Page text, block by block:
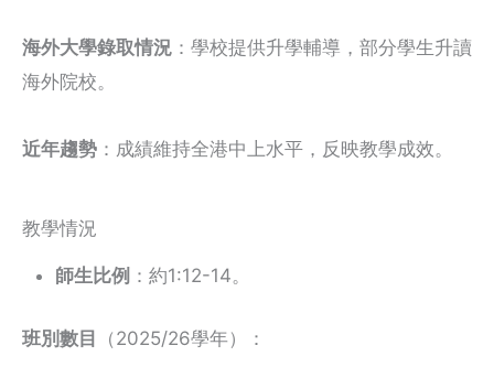
海外大學錄取情況 ：學校提供升學輔導，部分學生升讀
海外院校。
近年趨勢 ：成績維持全港中上水平，反映教學成效。
教學情況
師生比例 ：約1:12-14。
班別數目 （2025/26學年）：